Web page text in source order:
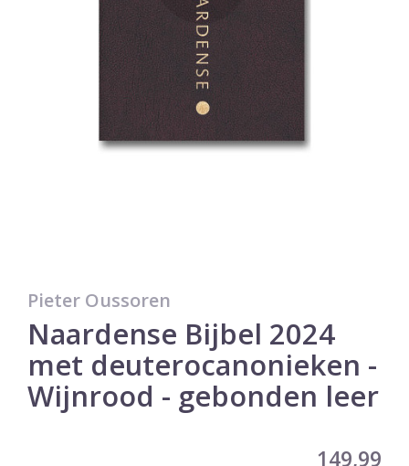
Pieter Oussoren
Naardense Bijbel 2024
met deuterocanonieken -
Wijnrood - gebonden leer
149,99